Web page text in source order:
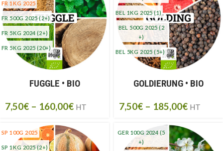
FR 1KG 2025
FR 500G 2025(2+)
FR 5KG 2024 (2+)
FR 5KG 2025 (20+)
FUGGLE • BIO
7,50€ – 160,00€ HT
BEL 1KG 2025(1)
BEL 500G 2025(2
+)
BEL 5KG 2025(5+)
GOLDIERUNG • BIO
7,50€ – 185,00€ HT
SP 100G 2025
SP 1KG 2025(2+)
GER 100G 2024 (5
+)